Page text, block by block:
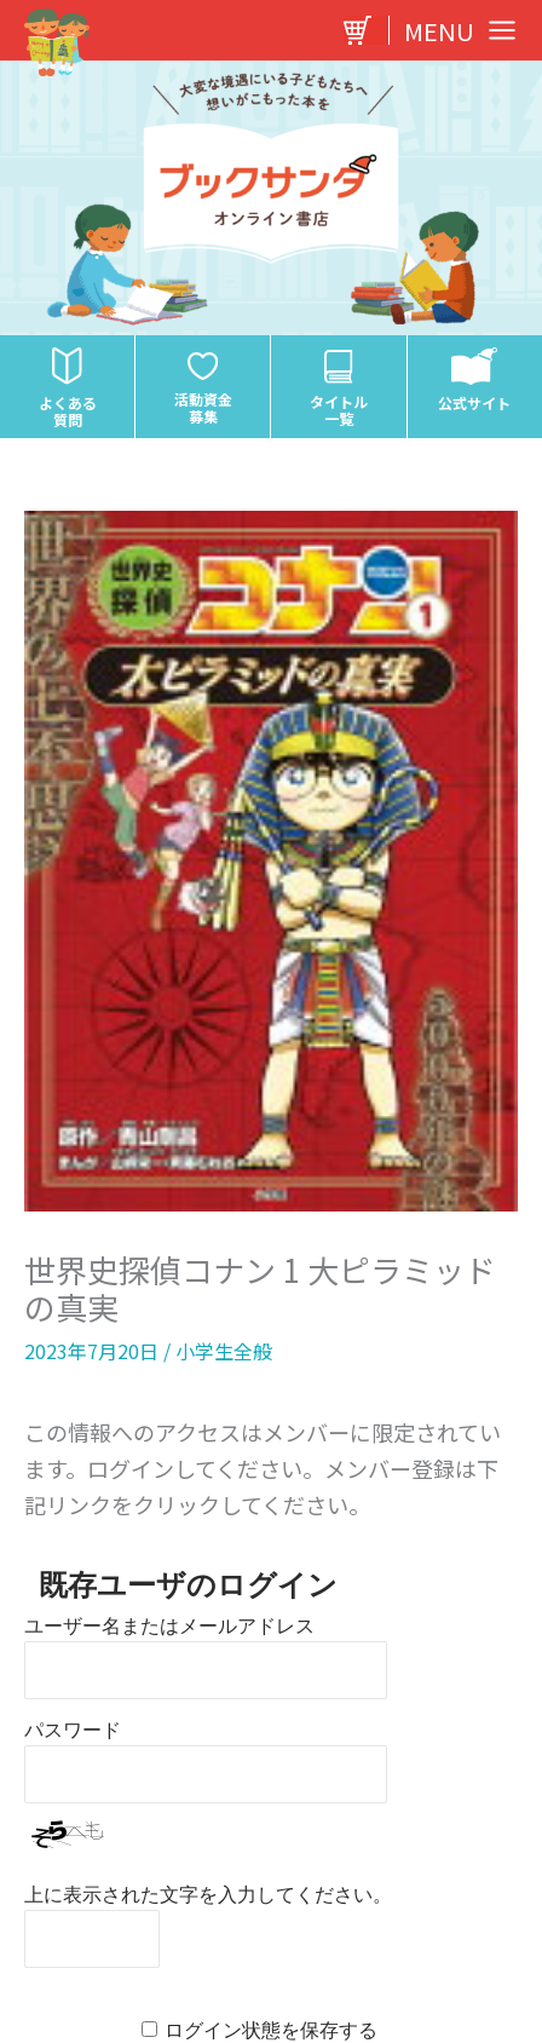
容
MENU
よくある
質問
活動資金
募集
タイトル
一覧
公式サイト
世界史探偵コナン 1 大ピラミッド
の真実
2023年7月20日 / 小学生全般
この情報へのアクセスはメンバーに限定されてい
ます。ログインしてください。メンバー登録は下
記リンクをクリックしてください。
既存ユーザのログイン
ユーザー名またはメールアドレス
パスワード
上に表示された文字を入力してください。
ログイン状態を保存する